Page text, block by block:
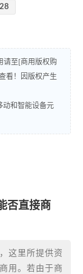
请至[商用版权购
看！因版权产生
动和智能设备元
否直接商
这里所提供资
用。若由于商